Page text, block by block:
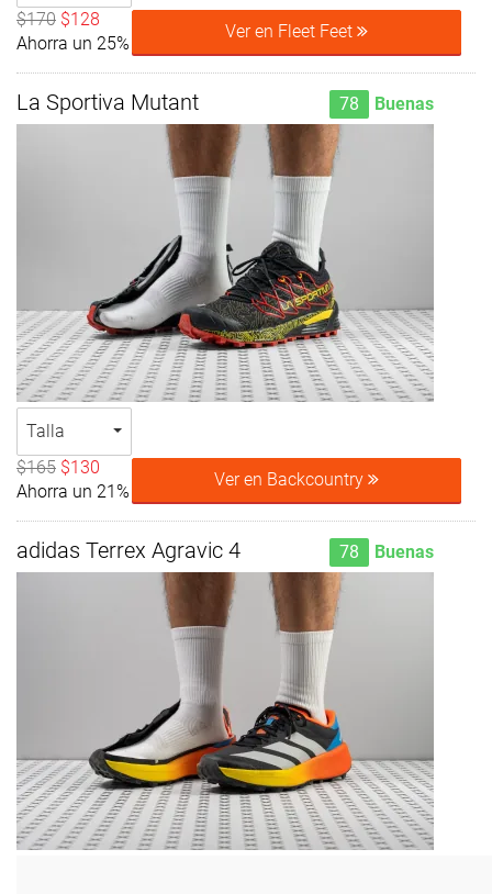
$170 $128
Ahorra un 25%
Ver en Fleet Feet
La Sportiva Mutant 78 Buenas
Talla
$165 $130
Ahorra un 21%
Ver en Backcountry
adidas Terrex Agravic 4 78 Buenas